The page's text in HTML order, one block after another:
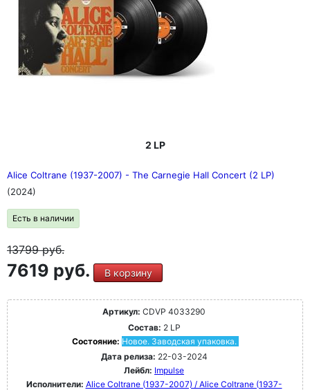
2 LP
Alice Coltrane (1937-2007) - The Carnegie Hall Concert (2 LP)
(2024)
Есть в наличии
13799руб.
7619 руб. В корзину
Артикул: CDVP 4033290
Состав: 2 LP
Состояние: Новое. Заводская упаковка.
Дата релиза: 22-03-2024
Лейбл: Impulse
Исполнители: Alice Coltrane (1937-2007) / Alice Coltrane (1937-